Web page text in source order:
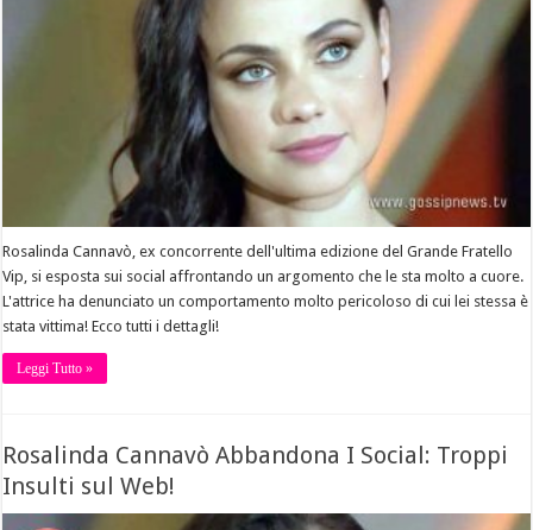
Rosalinda Cannavò, ex concorrente dell'ultima edizione del Grande Fratello
Vip, si esposta sui social affrontando un argomento che le sta molto a cuore.
L'attrice ha denunciato un comportamento molto pericoloso di cui lei stessa è
stata vittima! Ecco tutti i dettagli!
Leggi Tutto »
Rosalinda Cannavò Abbandona I Social: Troppi
Insulti sul Web!